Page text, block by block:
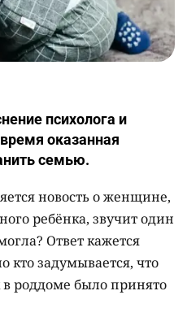
психолога и
оказанная
семью.
новость о женщине,
ребёнка, звучит один
Ответ кажется
задумывается, что
в роддоме было принято